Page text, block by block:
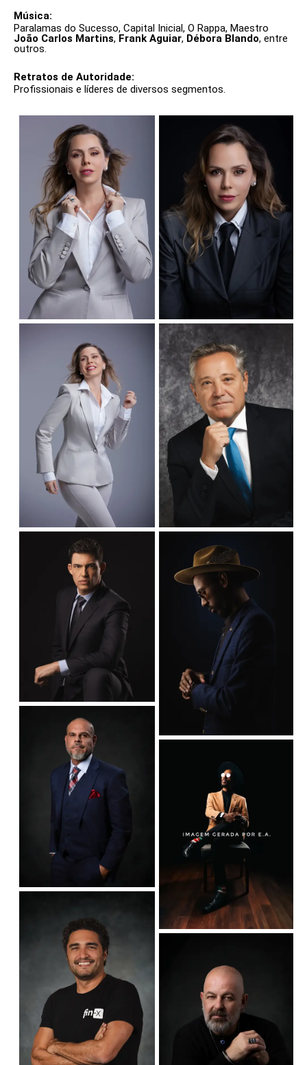
Música:
Paralamas do Sucesso, Capital Inicial, O Rappa, Maestro
João Carlos Martins, Frank Aguiar, Débora Blando, entre
outros.
Retratos de Autoridade:
Profissionais e líderes de diversos segmentos.